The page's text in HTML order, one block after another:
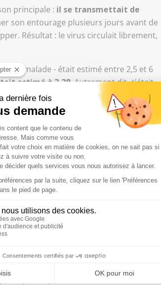
principale : il se transmettait de
son entourage plusieurs jours avant de
Résultat : le virus circulait librement,
seul malade - était estimé entre 2,5 et 6
estimé à 3,28. Autrement dit, c'était
qui faisaient de même, dans une
radicales.
et visible
Sa transmission interhumaine
- qui
avec une personne déjà
transmet le plus facilement
prodromique, lorsque les premiers
pas encore hospitalisée »
l'on commence à avoir le moindre
isolés pendant 42 jours, et peu
qu'une personne atteinte du virus